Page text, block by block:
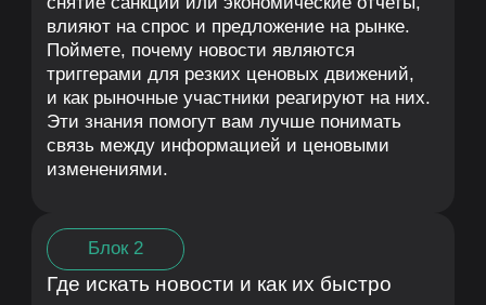
Преподаватели курса